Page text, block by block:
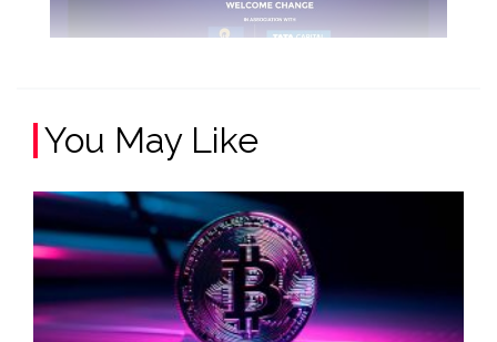
You May Like